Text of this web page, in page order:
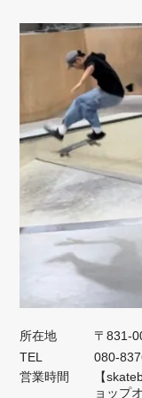
所在地
〒831-
TEL
080-
営業時間
【
ョップ